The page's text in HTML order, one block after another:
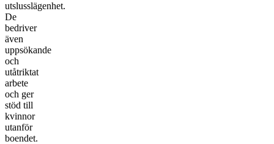
utslusslägenhet.
De
bedriver
även
uppsökande
och
utåtriktat
arbete
och ger
stöd till
kvinnor
utanför
boendet.